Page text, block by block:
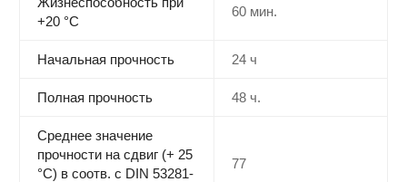
+20 °С
60 мин.
Начальная прочность 24 ч
Полная прочность 48 ч.
Среднее значение
прочности на сдвиг (+ 25
°С) в соотв. с DIN 53281-
77